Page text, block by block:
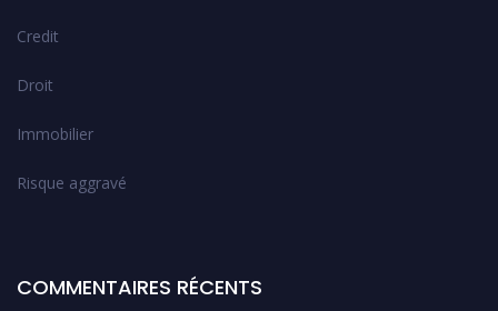
Credit
Droit
Immobilier
Risque aggravé
COMMENTAIRES RÉCENTS